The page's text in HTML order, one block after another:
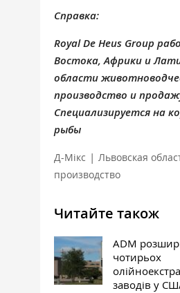
Справка:
Royal De Heus Group
Востока, Африки и
области
производство и
Специализируется на
рыбы
Д-Мікс | Львовская
производство
Читайте також
ADM
чотирьох
заводів у